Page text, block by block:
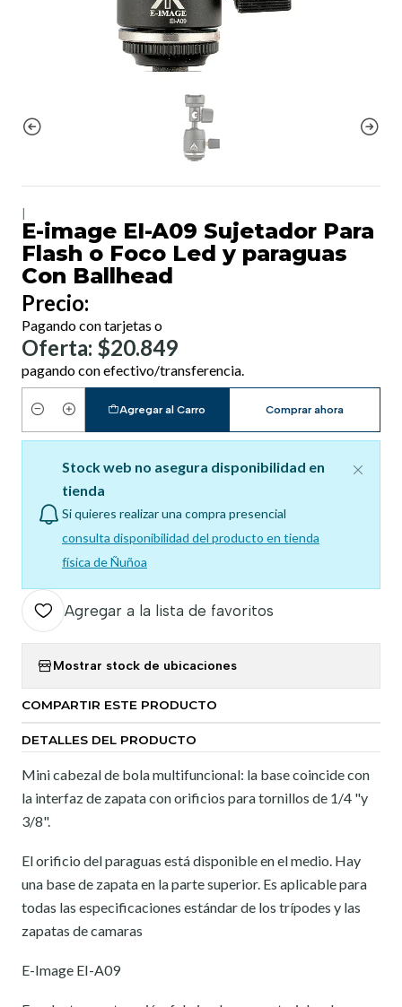
E-image EI-A09 Sujetador Para
Flash o Foco Led y paraguas
Con Ballhead
Precio:
Pagando con tarjetas o
Oferta: $20.849
pagando con efectivo/transferencia.
Cantidad
Agregar al Carro Comprar ahora
Stock web no asegura disponibilidad en
tienda
Si quieres realizar una compra presencial
consulta disponibilidad del producto en tienda
física de Ñuñoa
Agregar a la lista de favoritos
Mostrar stock de ubicaciones
COMPARTIR ESTE PRODUCTO
DETALLES DEL PRODUCTO
Mini cabezal de bola multifuncional: la base coincide con
la interfaz de zapata con orificios para tornillos de 1/4 "y
3/8".
El orificio del paraguas está disponible en el medio. Hay
una base de zapata en la parte superior. Es aplicable para
todas las especificaciones estándar de los trípodes y las
zapatas de camaras
E-Image EI-A09